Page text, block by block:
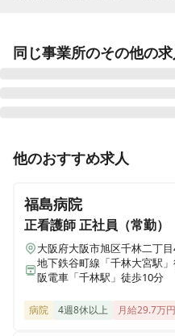
同じ事業所のその他の
正看護師 パート・アルバイト
【夜勤専従｜非常勤】月
急
他のおすすめ求人
福島病院
正看護師正社員（常勤）
大阪府大阪市旭区千林二丁
地下鉄谷町線「千林大宮駅
阪電車「千林駅」徒歩10分
病院 4週8休以上 月給29.7万